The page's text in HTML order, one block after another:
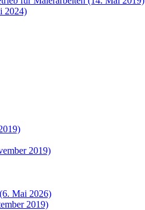
2024)
2019)
Mai 2026)
2019)